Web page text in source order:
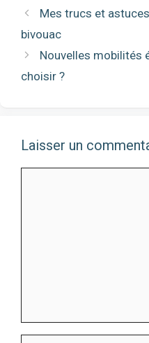
Mes trucs et
bivouac
Nouvelles mobilités
choisir ?
Laisser un